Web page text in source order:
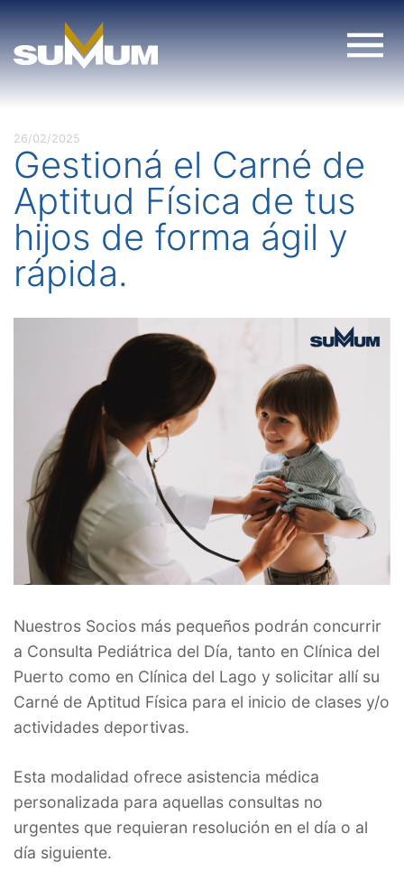
content
26/02/2025
Gestioná el Carné de
Aptitud Física de tus
hijos de forma ágil y
rápida.
Nuestros Socios más pequeños podrán concurrir
a Consulta Pediátrica del Día, tanto en Clínica del
Puerto como en Clínica del Lago y solicitar allí su
Carné de Aptitud Física para el inicio de clases y/o
actividades deportivas.
Esta modalidad ofrece asistencia médica
personalizada para aquellas consultas no
urgentes que requieran resolución en el día o al
día siguiente.